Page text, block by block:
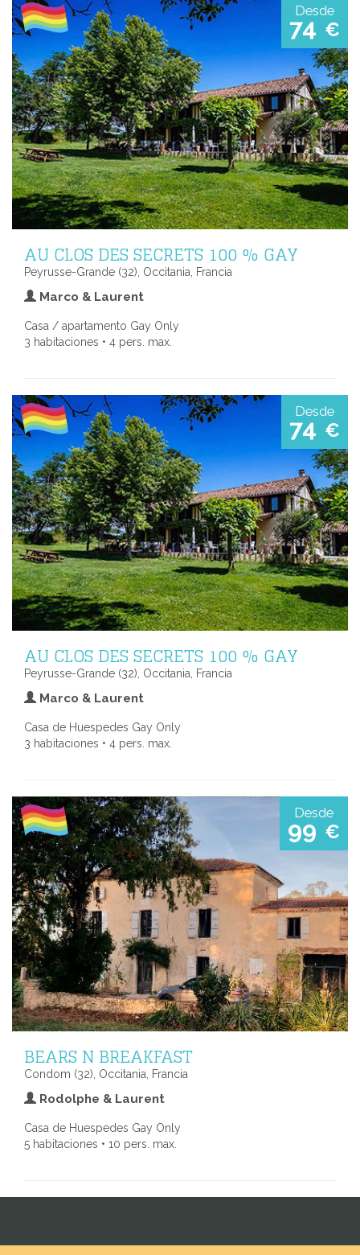
Desde
74 €
AU CLOS DES SECRETS 100 % GAY
Peyrusse-Grande (32), Occitania, Francia
Marco & Laurent
Casa / apartamento Gay Only
3 habitaciones • 4 pers. max.
Desde
74 €
AU CLOS DES SECRETS 100 % GAY
Peyrusse-Grande (32), Occitania, Francia
Marco & Laurent
Casa de Huespedes Gay Only
3 habitaciones • 4 pers. max.
Desde
99 €
BEARS N BREAKFAST
Condom (32), Occitania, Francia
Rodolphe & Laurent
Casa de Huespedes Gay Only
5 habitaciones • 10 pers. max.